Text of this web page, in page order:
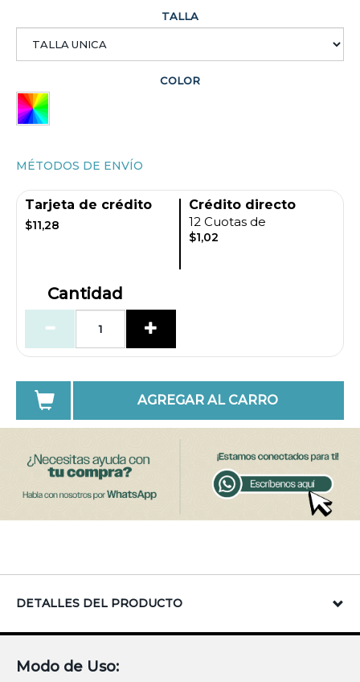
TALLA
COLOR
MÉTODOS DE ENVÍO
Tarjeta de crédito
$11,28
Crédito directo
12 Cuotas de
$1,02
Cantidad
AGREGAR AL CARRO
DETALLES DEL PRODUCTO
Modo de Uso: